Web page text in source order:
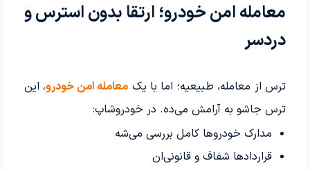
معامله امن خودرو؛ ارتقا بدون استرس و
دردسر
ترس از معامله، طبیعیه؛ اما با یک معامله امن خودرو، این
ترس جاشو به آرامش می‌ده. در خودروشاپ:
مدارک خودروها کامل بررسی می‌شه
قراردادها شفاف و قانونی‌ان